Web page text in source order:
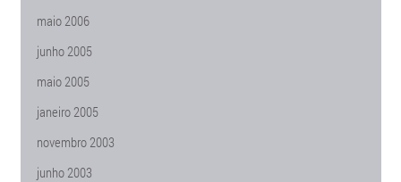
maio 2006
junho 2005
maio 2005
janeiro 2005
novembro 2003
junho 2003